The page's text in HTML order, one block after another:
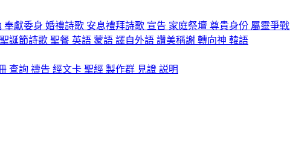
奉獻委身 婚禮詩歌 安息禮拜詩歌 宣告 家庭祭壇 尊貴身份 屬靈爭戰
聖誕節詩歌 聖餐 英語 蒙語 譯自外語 讚美稱謝 轉向神 韓語
查詢 禱告 經文卡 聖經 製作群 見證 説明